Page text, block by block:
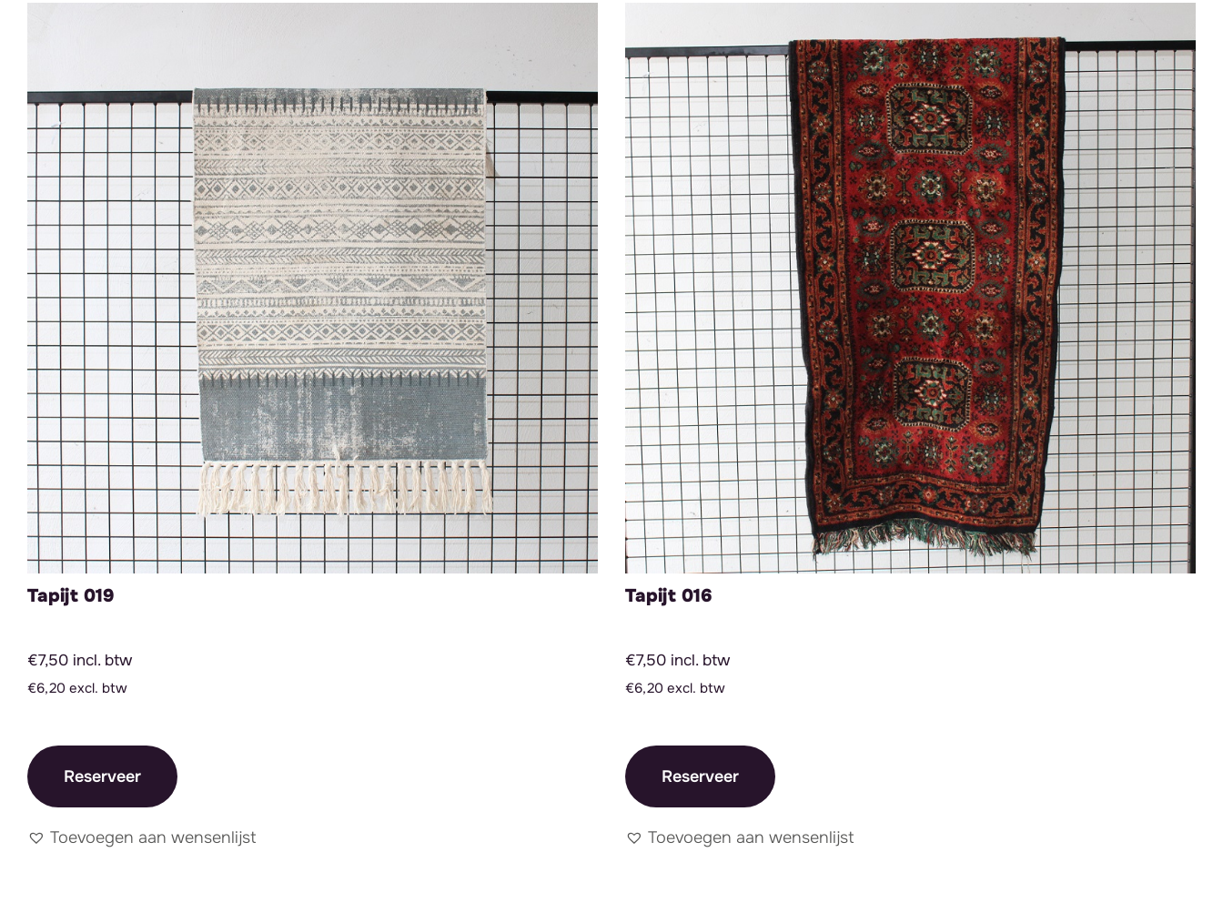
Tapijt 019
€7,50 incl. btw
€6,20 excl. btw
Reserveer
Toevoegen aan wensenlijst
Tapijt 016
€7,50 incl. btw
€6,20 excl. btw
Reserveer
Toevoegen aan wensenlijst